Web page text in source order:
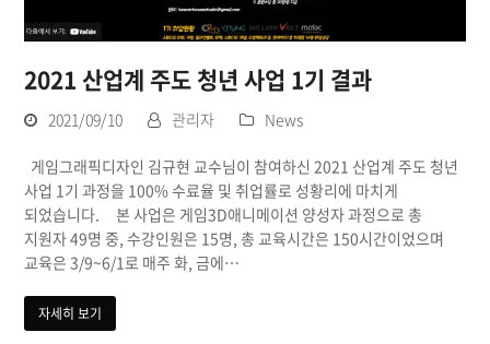
2021 산업계 주도 청년 사업 1기 결과
2021/09/10 관리자 News
게임그래픽디자인 김규현 교수님이 참여하신 2021 산업계 주도 청년
사업 1기 과정을 100% 수료율 및 취업률로 성황리에 마치게
되었습니다. 본 사업은 게임3D애니메이션 양성자 과정으로 총
지원자 49명 중, 수강인원은 15명, 총 교육시간은 150시간이었으며
교육은 3/9~6/1로 매주 화, 금에…
자세히 보기